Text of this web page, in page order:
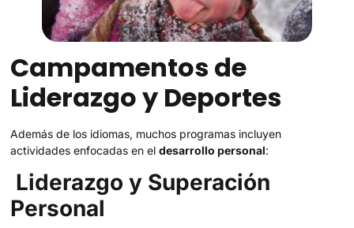
Campamentos de
Liderazgo y Deportes
Además de los idiomas, muchos programas incluyen
actividades enfocadas en eldesarrollo personal:
Liderazgo y Superación
Personal